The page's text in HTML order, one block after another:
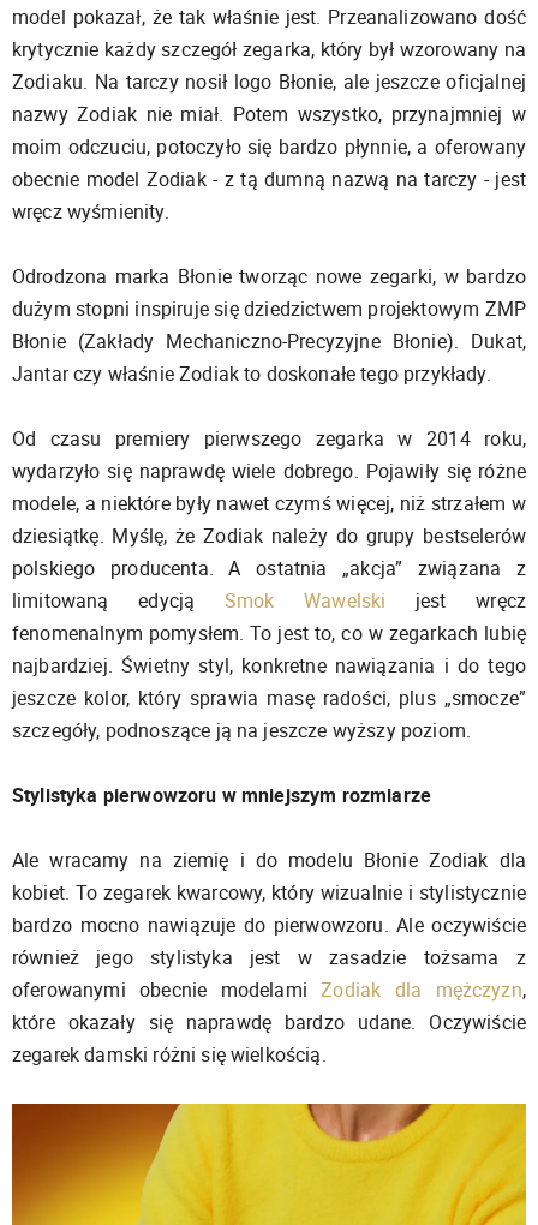
model pokazał, że tak właśnie jest. Przeanalizowano dość
krytycznie każdy szczegół zegarka, który był wzorowany na
Zodiaku. Na tarczy nosił logo Błonie, ale jeszcze oficjalnej
nazwy Zodiak nie miał. Potem wszystko, przynajmniej w
moim odczuciu, potoczyło się bardzo płynnie, a oferowany
obecnie model Zodiak - z tą dumną nazwą na tarczy - jest
wręcz wyśmienity.
Odrodzona marka Błonie tworząc nowe zegarki, w bardzo
dużym stopni inspiruje się dziedzictwem projektowym ZMP
Błonie (Zakłady Mechaniczno-Precyzyjne Błonie). Dukat,
Jantar czy właśnie Zodiak to doskonałe tego przykłady.
Od czasu premiery pierwszego zegarka w 2014 roku,
wydarzyło się naprawdę wiele dobrego. Pojawiły się różne
modele, a niektóre były nawet czymś więcej, niż strzałem w
dziesiątkę. Myślę, że Zodiak należy do grupy bestselerów
polskiego producenta. A ostatnia „akcja” związana z
limitowaną edycją Smok Wawelski jest wręcz
fenomenalnym pomysłem. To jest to, co w zegarkach lubię
najbardziej. Świetny styl, konkretne nawiązania i do tego
jeszcze kolor, który sprawia masę radości, plus „smocze”
szczegóły, podnoszące ją na jeszcze wyższy poziom.
Stylistyka pierwowzoru w mniejszym rozmiarze
Ale wracamy na ziemię i do modelu Błonie Zodiak dla
kobiet. To zegarek kwarcowy, który wizualnie i stylistycznie
bardzo mocno nawiązuje do pierwowzoru. Ale oczywiście
również jego stylistyka jest w zasadzie tożsama z
oferowanymi obecnie modelamiZodiak dla mężczyzn,
które okazały się naprawdę bardzo udane. Oczywiście
zegarek damski różni się wielkością.